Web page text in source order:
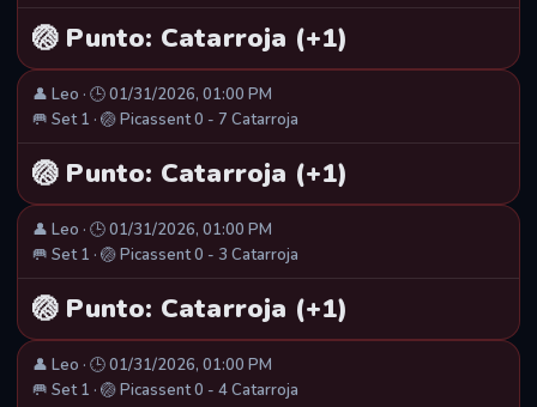
🏐 Punto: Catarroja (+1)
👤 Leo · 🕒 01/31/2026, 01:00 PM
🥅 Set 1 · 🏐 Picassent 0 - 7 Catarroja
🏐 Punto: Catarroja (+1)
👤 Leo · 🕒 01/31/2026, 01:00 PM
🥅 Set 1 · 🏐 Picassent 0 - 3 Catarroja
🏐 Punto: Catarroja (+1)
👤 Leo · 🕒 01/31/2026, 01:00 PM
🥅 Set 1 · 🏐 Picassent 0 - 4 Catarroja